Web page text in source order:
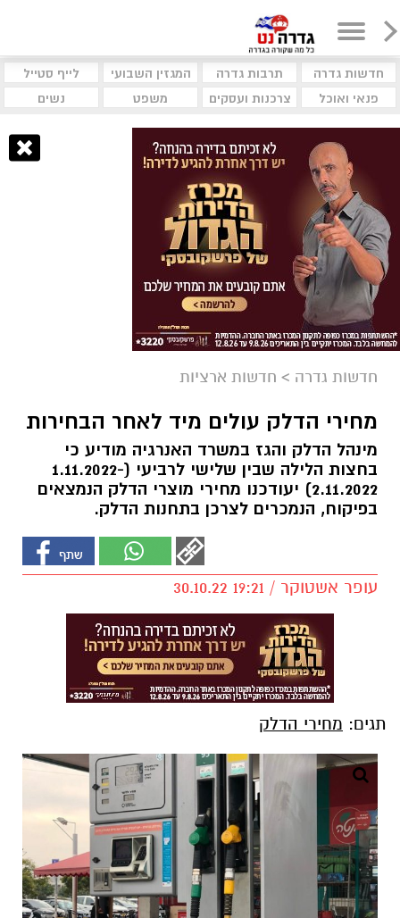
חדשות גדרה תרבות גדרה המגזין השבועי
לייף סטייל
פנאי ואוכל
צרכנות ועסקים משפט נשים
חדשות גדרה > חדשות ארציות
מחירי הדלק עולים מיד לאחר הבחירות
מינהל הדלק והגז במשרד האנרגיה מודיע כי
בחצות הלילה שבין שלישי לרביעי (1.11.2022-
2.11.2022) יעודכנו מחירי מוצרי הדלק הנמצאים
בפיקוח, הנמכרים לצרכן בתחנות הדלק.
עופר אשטוקר / 19:21 30.10.22
תגים: מחירי הדלק